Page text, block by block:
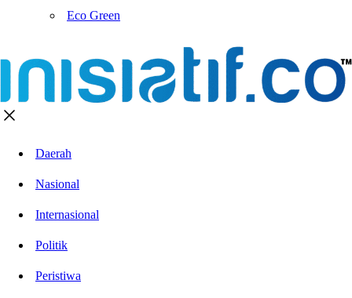
Eco Green
Daerah
Nasional
Internasional
Politik
Peristiwa